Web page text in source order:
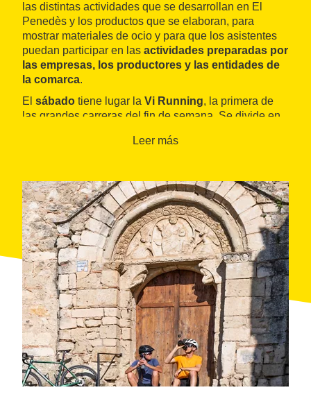
las distintas actividades que se desarrollan en El
Penedès y los productos que se elaboran, para
mostrar materiales de ocio y para que los asistentes
puedan participar en las actividades preparadas por
las empresas, los productores y las entidades de
la comarca.
El sábado tiene lugar la Vi Running, la primera de
las grandes carreras del fin de semana. Se divide en
Mitja d'Ull de Llebre
(Caminata), de 21 km. Al final se hace la entrega de
premios.
LaVi Cycling
se celebra el domingo, y los
participantes se pueden inscribir a primera hora.
También cuenta con varias categorías:Pedals del Vi
(Pedales del Vino), una salida no competitiva en
grava por caminos, pistas y carreteras secundarias; la
marcha de BTTPedals de Verema(Pedales de
Vendimia), de 40 km, y, finalmente,Pedals de Most
(Pedales de Mosto), una pedalada popular abierta a
todas las edades. El mismo día por la tarde tiene lugar
la entrega de premios, seguida del acto de cierre de la
P360C.
Leer más